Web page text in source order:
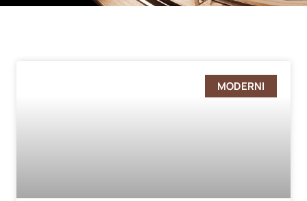
MODERNI